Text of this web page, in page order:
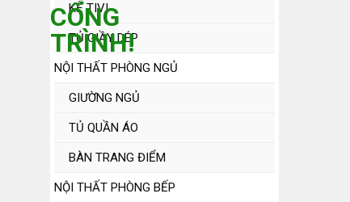
KỆ TIVI
TỦ GIẦY DÉP
NỘI THẤT PHÒNG NGỦ
GIƯỜNG NGỦ
TỦ QUẦN ÁO
BÀN TRANG ĐIỂM
NỘI THẤT PHÒNG BẾP